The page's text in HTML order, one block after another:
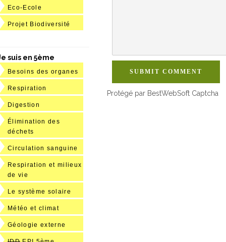
SUBMIT COMMENT
Protégé par BestWebSoft Captcha
Eco-Ecole
Projet Biodiversité
suis en 5ème
Besoins des organes
Respiration
Digestion
Élimination des
déchets
Circulation sanguine
Respiration et milieux
de vie
Le système solaire
Météo et climat
Géologie externe